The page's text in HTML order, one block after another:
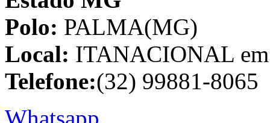
Polo: PALMA(MG)
Local: ITANACIONAL
Telefone:(32) 99881-8065
Whatsapp